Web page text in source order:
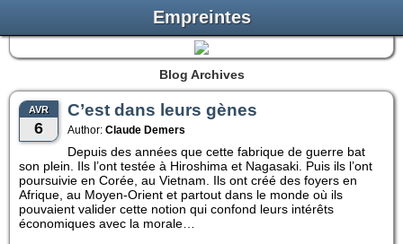
Empreintes
Blog Archives
AVR
6
C’est dans leurs gènes
Author: Claude Demers
Depuis des années que cette fabrique de guerre bat
son plein. Ils l’ont testée à Hiroshima et Nagasaki. Puis ils l’ont
poursuivie en Corée, au Vietnam. Ils ont créé des foyers en
Afrique, au Moyen-Orient et partout dans le monde où ils
pouvaient valider cette notion qui confond leurs intérêts
économiques avec la morale…